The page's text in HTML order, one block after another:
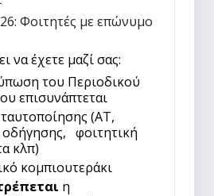
Φοιτητές με επώνυμο
να έχετε μαζί σας:
του Περιοδικού
επισυνάπτεται
(ΑΤ,
φοιτητική
κλπ)
κομπιουτεράκι
η